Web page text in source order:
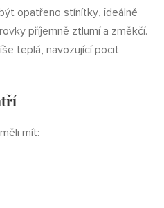
opatřeno stínítky, ideálně
příjemně ztlumí a změkčí.
teplá, navozující pocit
mít: